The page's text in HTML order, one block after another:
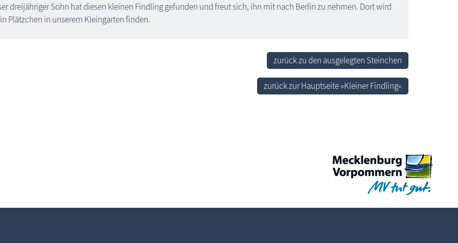
dreijähriger Sohn hat diesen kleinen Findling gefunden und freut sich, ihn mit nach Berlin zu nehmen. Dort wird
Plätzchen in unserem Kleingarten finden.
zurück zu den ausgelegten Steinchen
zurück zur Hauptseite »Kleiner Findling«